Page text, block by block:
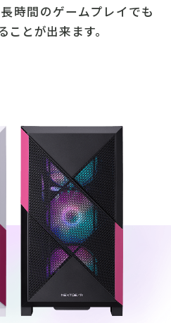
時間のゲームプレイでも
とが出来ます。